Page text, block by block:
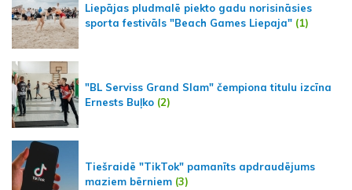
Liepājas pludmalē piekto gadu norisināsies
sporta festivāls "Beach Games Liepaja" (1)
"BL Serviss Grand Slam" čempiona titulu izcīna
Ernests Buļko (2)
Tiešraidē "TikTok" pamanīts apdraudējums
maziem bērniem (3)